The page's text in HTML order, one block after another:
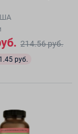
214.56 руб.
руб.